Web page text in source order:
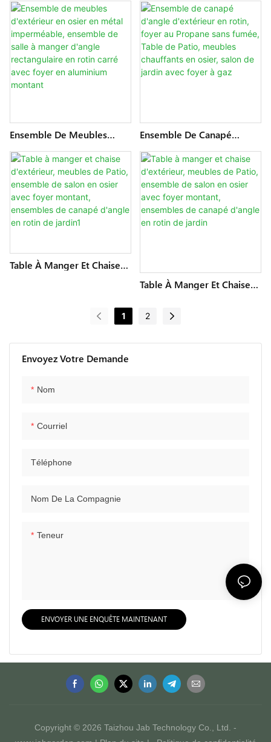
Envoyez Votre Demande
Nom
Courriel
Téléphone
Nom De La Compagnie
Teneur
ENVOYER UNE ENQUÊTE MAINTENANT
De Salle À Manger Avec
Foyer Montant, Table De
Jardin, Meubles Chauffants,
Petit Foyer En Osier Sans
Fumée
D'extérieur, Avec Canapé,
Patio, Chauffage, Ensemble
De Salon De Conversation
De Jardin Avec Feu À Gaz
Ensemble De Meubles
Métal Imperméable,
Ensemble De Salle À
Manger D'angle
Rectangulaire En Rotin
Carré Avec Foyer En
Aluminium Montant
Ensemble De Canapé
Rotin, Foyer Au Propane
Sans Fumée, Table De Patio,
Meubles Chauffants En
Osier, Salon De Jardin Avec
Foyer À Gaz
Table À Manger Et Chaise
Montant, Ensembles De
Canapé D'angle En Rotin De
Table À Manger Et Chaise
En Osier Avec Foyer
Canapé D'angle En Rotin De
1 2
Copyright © 2026 Taizhou Jab Technology Co., Ltd. -